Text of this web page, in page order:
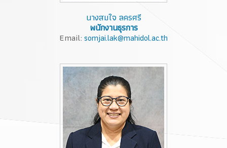
นางสมใจ ลครศรี
พนักงานธุรการ
Email: somjai.lak@mahidol.ac.th